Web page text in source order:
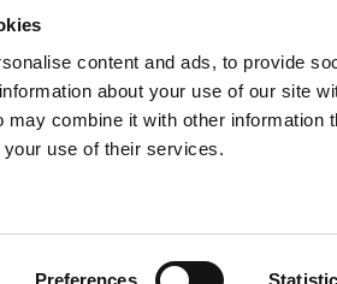
content and ads, to provide
about your use of our site
combine it with other information
use of their services.
Preferences
REPUBLIC - T. +420 417.818.111 -